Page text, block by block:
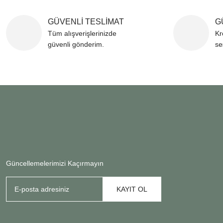
GÜVENLİ TESLİMAT
Tüm alışverişlerinizde
güvenli gönderim.
Güncellemelerimizi Kaçırmayın
KAYIT OL